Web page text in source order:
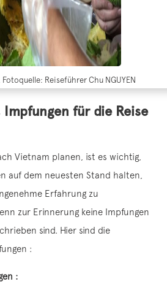
Reiseführer Chu NGUYEN
Impfungen für die Reise
Vietnam planen, ist es wichtig,
auf dem neuesten Stand halten,
Erfahrung zu
zur Erinnerung keine Impfungen
sind. Hier sind die
:
: